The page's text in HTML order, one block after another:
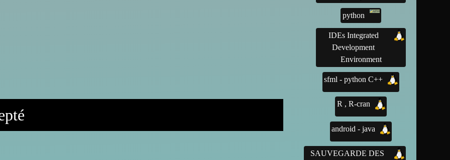
python
IDEs Integrated
Development
Environment
sfml - python C++
R , R-cran
android - java
SAUVEGARDE DES